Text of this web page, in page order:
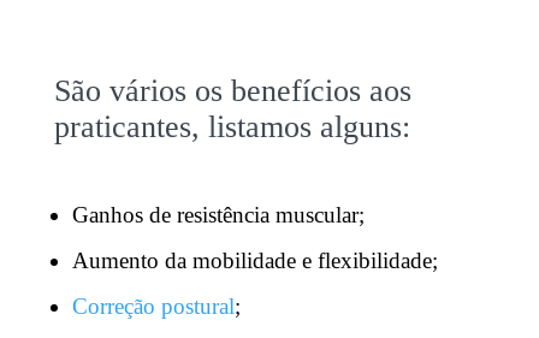
São vários os benefícios aos
praticantes, listamos alguns:
Ganhos de resistência muscular;
Aumento da mobilidade e flexibilidade;
Correção postural;